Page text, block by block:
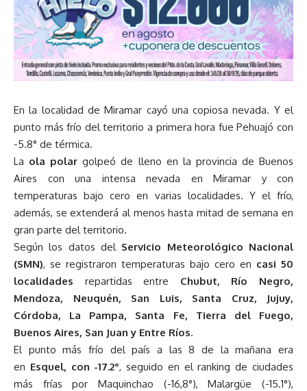
En la localidad de Miramar cayó una copiosa nevada. Y el
punto más frío del territorio a primera hora fue Pehuajó con
-5.8° de térmica.
La ola polargolpeó de lleno en la provincia de Buenos
Aires con una intensa nevada en Miramar y con
temperaturas bajo cero en varias localidades. Y el frío,
además, se extenderá al menos hasta mitad de semana en
gran parte del territorio.
Según los datos del Servicio Meteorológico Nacional
(SMN), se registraron temperaturas bajo cero en casi 50
localidades repartidas entre Chubut, Río Negro,
Mendoza, Neuquén, San Luis, Santa Cruz, Jujuy,
Córdoba, La Pampa, Santa Fe, Tierra del Fuego,
Buenos Aires, San Juan y Entre Ríos.
El punto más frío del país a las 8 de la mañana era
en Esquel, con -17.2°, seguido en el ranking de ciudades
más frías por Maquinchao (-16,8°), Malargüe (-15.1°),